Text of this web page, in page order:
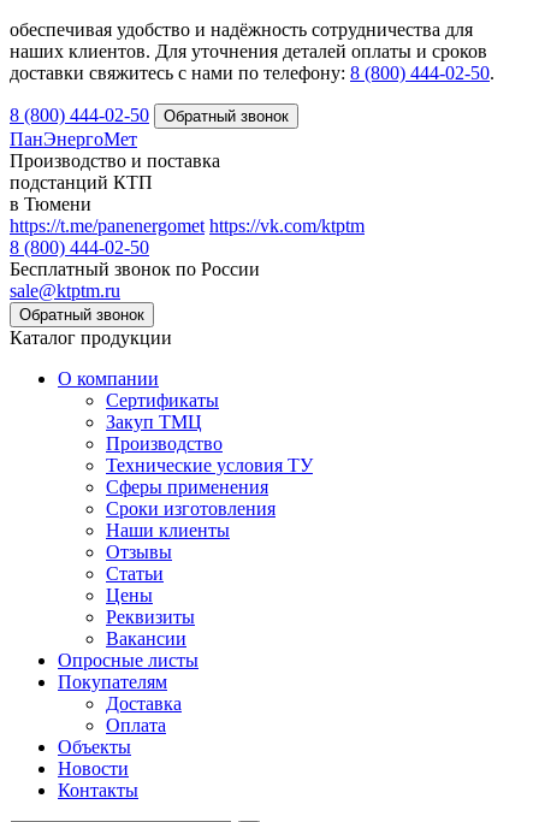
обеспечивая удобство и надёжность сотрудничества для
наших клиентов. Для уточнения деталей оплаты и сроков
доставки свяжитесь с нами по телефону: 8 (800) 444-02-50.
8 (800) 444-02-50
ПанЭнергоМет
Производство и поставка
подстанций КТП
в Тюмени
https://t.me/panenergomet https://vk.com/ktptm
8 (800) 444-02-50
Бесплатный звонок по России
sale@ktptm.ru
Каталог продукции
О компании
Сертификаты
Закуп ТМЦ
Производство
Технические условия ТУ
Сферы применения
Сроки изготовления
Наши клиенты
Отзывы
Статьи
Цены
Реквизиты
Вакансии
Опросные листы
Покупателям
Доставка
Оплата
Объекты
Новости
Контакты